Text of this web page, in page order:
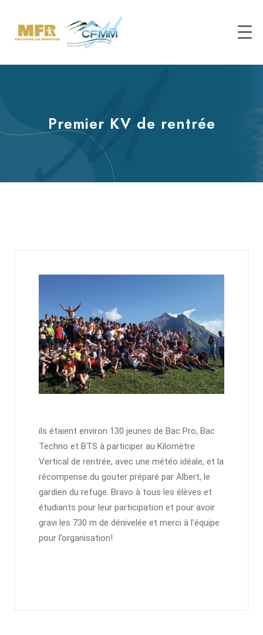
Premier KV de rentrée
ils étaient environ 130 jeunes de Bac Pro, Bac
Techno et BTS à participer au Kilomètre
Vertical de rentrée, avec une météo idéale, et la
récompense du gouter préparé par Albert, le
gardien du refuge. Bravo à tous les élèves et
étudiants pour leur participation et pour avoir
gravi les 730 m de dénivelée et merci à l’équipe
pour l’organisation!